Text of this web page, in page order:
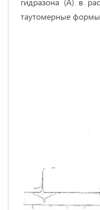
таутомерные формы